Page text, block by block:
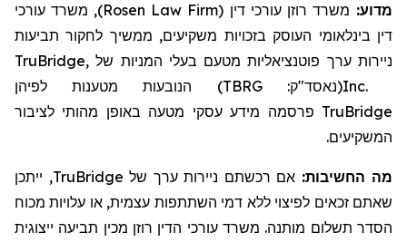
מדוע: משרד רוזן עורכי דין (Rosen Law Firm
), משרד עורכי
דין בינלאומי העוסק בזכויות משקיעים, ממשיך לחקור תביעות
ניירות ערך פוטנציאליות מטעם בעלי המניות של TruBridge,
Inc.(נאסד"ק:TBRG
) הנובעות מטענות לפיהן
TruBridge פרסמה מידע עסקי מטעה באופן מהותי לציבור
המשקיעים.
מה החשיבות: אם רכשתם ניירות ערך של TruBridge
, ייתכן
שאתם זכאים לפיצוי ללא דמי השתתפות עצמית, או עלויות מכוח
הסדר תשלום מותנה. משרד עורכי הדין רוזן מכין תביעה ייצוגית